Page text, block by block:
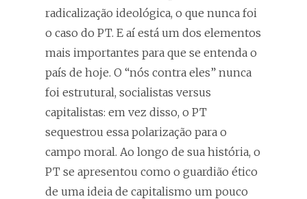
radicalização ideológica, o que nunca foi
o caso do PT. E aí está um dos elementos
mais importantes para que se entenda o
país de hoje. O “nós contra eles” nunca
foi estrutural, socialistas versus
capitalistas: em vez disso, o PT
sequestrou essa polarização para o
campo moral. Ao longo de sua história, o
PT se apresentou como o guardião ético
de uma ideia de capitalismo um pouco